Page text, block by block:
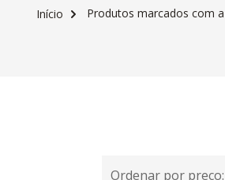
Início Produtos marcados com